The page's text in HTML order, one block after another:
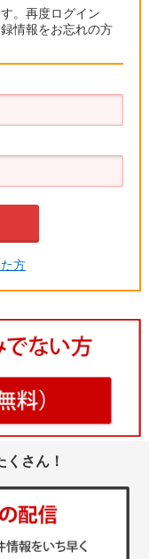
。再度ログイン
情報をお忘れの方
方
さん！